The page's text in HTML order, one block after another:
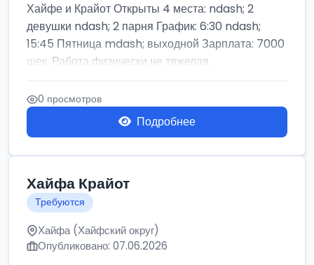
Хайфе и Крайот Открыты 4 места: ndash; 2
девушки ndash; 2 парня График: 6:30 ndash;
15:45 Пятница mdash; выходной Зарплата: 7000
шек. Работа физически не тяжелая ...
0 просмотров
Подробнее
Хайфа Крайот
Требуются
Хайфа (Хайфский округ)
Опубликовано: 07.06.2026